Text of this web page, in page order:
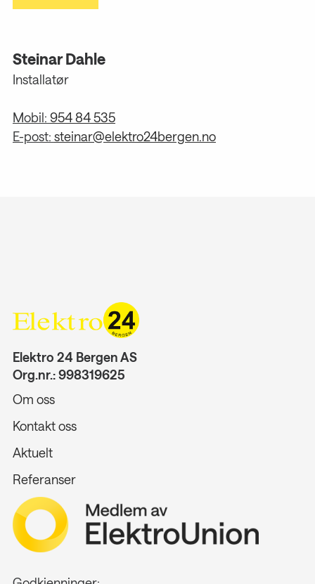
Steinar Dahle
Installatør
Mobil: 954 84 535
E-post: steinar@elektro24bergen.no
Elektro 24 Bergen AS
Org.nr.: 998319625
Om oss
Kontakt oss
Aktuelt
Referanser